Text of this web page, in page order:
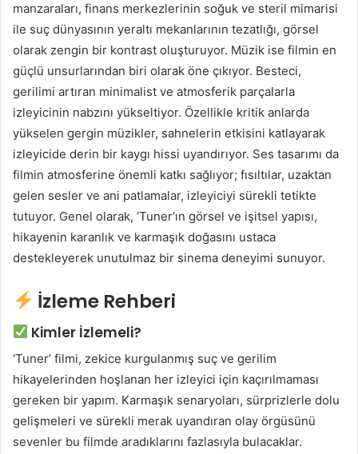
manzaraları, finans merkezlerinin soğuk ve steril mimarisi
ile suç dünyasının yeraltı mekanlarının tezatlığı, görsel
olarak zengin bir kontrast oluşturuyor. Müzik ise filmin en
güçlü unsurlarından biri olarak öne çıkıyor. Besteci,
gerilimi artıran minimalist ve atmosferik parçalarla
izleyicinin nabzını yükseltiyor. Özellikle kritik anlarda
yükselen gergin müzikler, sahnelerin etkisini katlayarak
izleyicide derin bir kaygı hissi uyandırıyor. Ses tasarımı da
filmin atmosferine önemli katkı sağlıyor; fısıltılar, uzaktan
gelen sesler ve ani patlamalar, izleyiciyi sürekli tetikte
tutuyor. Genel olarak, ‘Tuner’ın görsel ve işitsel yapısı,
hikayenin karanlık ve karmaşık doğasını ustaca
destekleyerek unutulmaz bir sinema deneyimi sunuyor.
İzleme Rehberi
Kimler İzlemeli?
‘Tuner’ filmi, zekice kurgulanmış suç ve gerilim
hikayelerinden hoşlanan her izleyici için kaçırılmaması
gereken bir yapım. Karmaşık senaryoları, sürprizlerle dolu
gelişmeleri ve sürekli merak uyandıran olay örgüsünü
sevenler bu filmde aradıklarını fazlasıyla bulacaklar.